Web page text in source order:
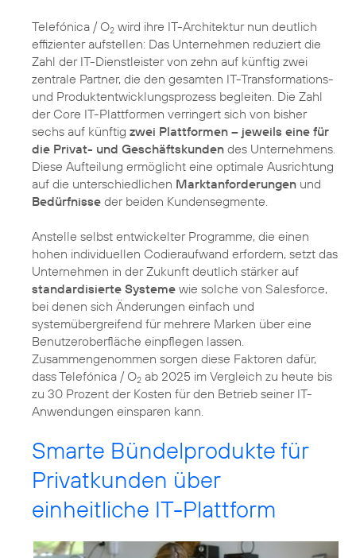
Telefónica / O2 wird ihre IT-Architektur nun deutlich
effizienter aufstellen: Das Unternehmen reduziert die
Zahl der IT-Dienstleister von zehn auf künftig zwei
zentrale Partner, die den gesamten IT-Transformations-
und Produktentwicklungsprozess begleiten. Die Zahl
der Core IT-Plattformen verringert sich von bisher
sechs auf künftig zwei Plattformen – jeweils eine für
die Privat- und Geschäftskunden des Unternehmens.
Diese Aufteilung ermöglicht eine optimale Ausrichtung
auf die unterschiedlichen Marktanforderungen und
Bedürfnisse der beiden Kundensegmente.
Anstelle selbst entwickelter Programme, die einen
hohen individuellen Codieraufwand erfordern, setzt das
Unternehmen in der Zukunft deutlich stärker auf
standardisierte Systeme wie solche von Salesforce,
bei denen sich Änderungen einfach und
systemübergreifend für mehrere Marken über eine
Benutzeroberfläche einpflegen lassen.
Zusammengenommen sorgen diese Faktoren dafür,
dass Telefónica / O2 ab 2025 im Vergleich zu heute bis
zu 30 Prozent der Kosten für den Betrieb seiner IT-
Anwendungen einsparen kann.
Smarte Bündelprodukte für
Privatkunden über
einheitliche IT-Plattform